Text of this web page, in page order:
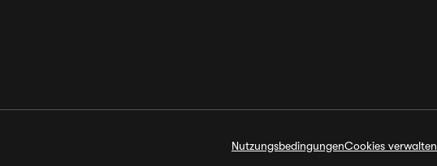
NutzungsbedingungenCookies verwalten